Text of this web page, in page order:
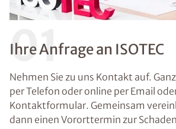
01
Ihre Anfrage an ISOTEC
Nehmen Sie zu uns Kontakt auf.
per Telefon oder online per Email
Kontaktformular. Gemeinsam
dann einen Vororttermin zur